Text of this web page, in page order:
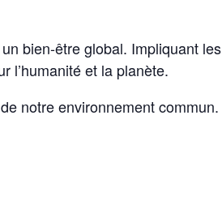
bien-être global. Impliquant les
l’humanité et la planète.
notre environnement commun.